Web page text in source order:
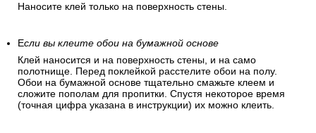
Наносите клей только на поверхность стены.
Если вы клеите обои на бумажной основе
Клей наносится и на поверхность стены, и на само
полотнище. Перед поклейкой расстелите обои на полу.
Обои на бумажной основе тщательно смажьте клеем и
сложите пополам для пропитки. Спустя некоторое время
(точная цифра указана в инструкции) их можно клеить.